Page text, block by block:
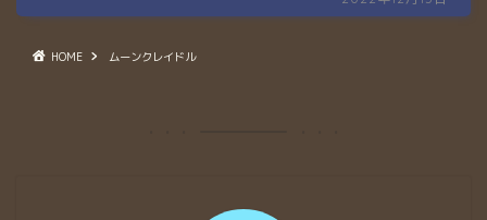
HOME ムーンクレイドル